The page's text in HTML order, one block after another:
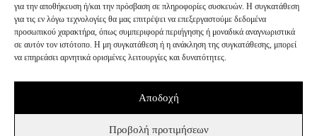
για την αποθήκευση ή/και την πρόσβαση σε πληροφορίες συσκευών. Η συγκατάθεση
για τις εν λόγω τεχνολογίες θα μας επιτρέψει να επεξεργαστούμε δεδομένα
προσωπικού χαρακτήρα, όπως συμπεριφορά περιήγησης ή μοναδικά αναγνωριστικά
σε αυτόν τον ιστότοπο. Η μη συγκατάθεση ή η ανάκληση της συγκατάθεσης, μπορεί
να επηρεάσει αρνητικά ορισμένες λειτουργίες και δυνατότητες.
Αποδοχή
Προβολή προτιμήσεων
InstagramTikTokFacebook
+30 243 107 8026
INFO@BEEFACTOR.GR